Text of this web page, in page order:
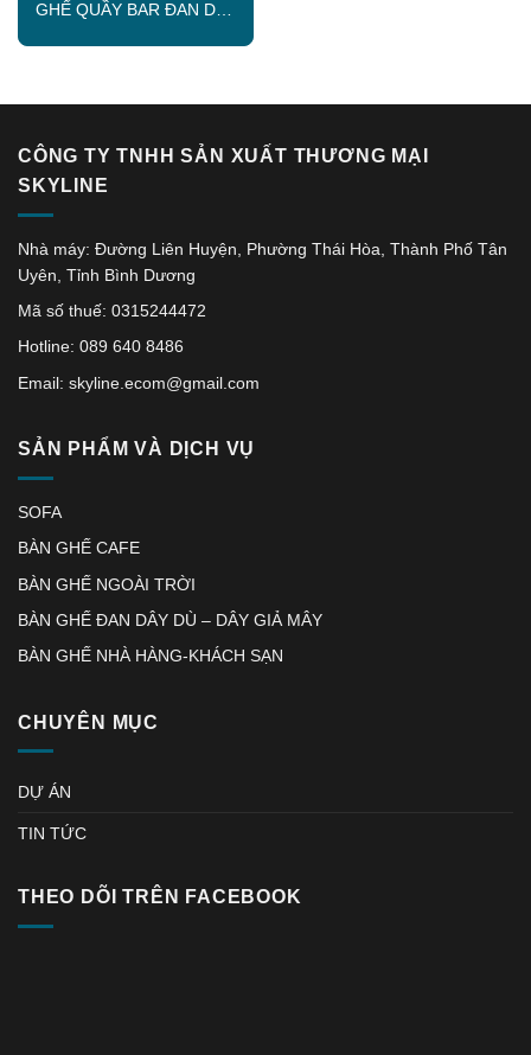
GHẾ QUẦY BAR ĐAN DÂY
CÔNG TY TNHH SẢN XUẤT THƯƠNG MẠI
SKYLINE
Nhà máy: Đường Liên Huyện, Phường Thái Hòa, Thành Phố Tân
Uyên, Tỉnh Bình Dương
Mã số thuế: 0315244472
Hotline: 089 640 8486
Email: skyline.ecom@gmail.com
SẢN PHẨM VÀ DỊCH VỤ
SOFA
BÀN GHẾ CAFE
BÀN GHẾ NGOÀI TRỜI
BÀN GHẾ ĐAN DÂY DÙ – DÂY GIẢ MÂY
BÀN GHẾ NHÀ HÀNG-KHÁCH SẠN
CHUYÊN MỤC
DỰ ÁN
TIN TỨC
THEO DÕI TRÊN FACEBOOK